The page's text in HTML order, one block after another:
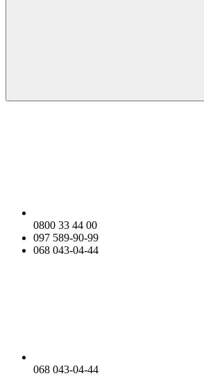
0800 33 44 00
097 589-90-99
068 043-04-44
068 043-04-44